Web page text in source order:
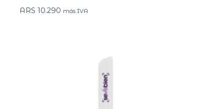
ARS 10.290 más IVA